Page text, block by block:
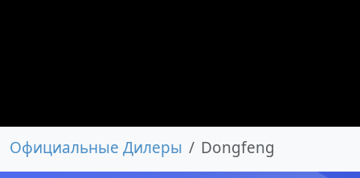
Официальные Дилеры Dongfeng